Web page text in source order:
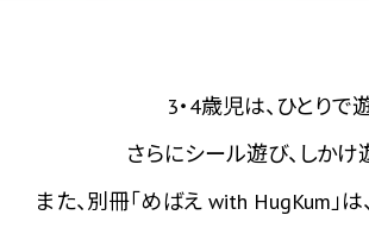
3・4歳児は、ひとりで
さらにシール遊び、しか
また、別冊「めばえ with HugKum」